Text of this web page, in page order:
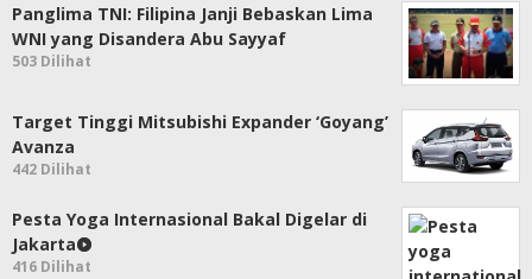
Panglima TNI: Filipina Janji Bebaskan Lima
WNI yang Disandera Abu Sayyaf
503 Dilihat
Target Tinggi Mitsubishi Expander ‘Goyang’
Avanza
442 Dilihat
Pesta Yoga Internasional Bakal Digelar di
Jakarta
416 Dilihat